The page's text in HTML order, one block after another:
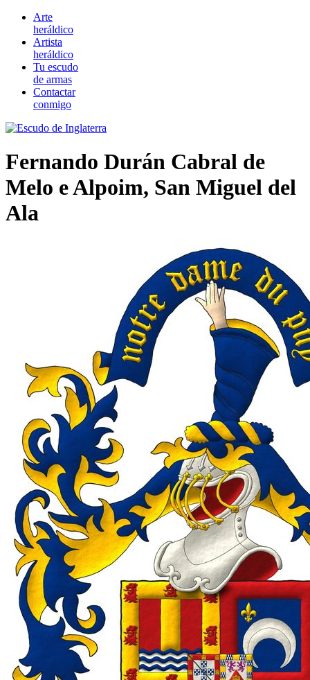
Arte
heráldico
Artista
heráldico
Tu escudo
de armas
Contactar
conmigo
Fernando Durán Cabral de
Melo e Alpoim, San Miguel del
Ala